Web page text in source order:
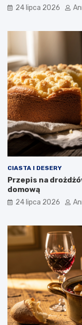
24 lipca 2026
CIASTA I DESERY
Przepis na
domową
24 lipca 2026